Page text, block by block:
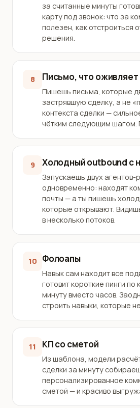
за считанные минуты
карту под звонок: что за
полезен, как отстроиться
решения.
8 Письмо, что оживляет
Пишешь письма, которые
застрявшую сделку, а не
контекста сделки —
чётким следующим шагом.
9 Холодный outbound с
Запускаешь двух агентов-
одновременно: находят
почты — а ты пишешь
которые открывают.
в несколько потоков.
10 Фолоапы
Навык сам находит все
готовит короткие пинги по
минуту вместо часов.
строить навыки, которые
11 КП со сметой
Из шаблона, модели
сделки за минуту
персонализированное
сметой — и красиво